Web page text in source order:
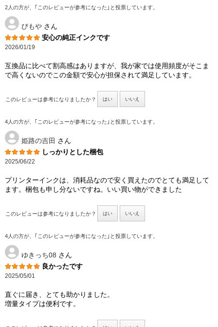
2人の方が、｢このレビューが参考になった｣と投票しています。
びもや さん
安心の純正インクです
2026/01/19
互換品に比べて割高感はありますが、我が家では使用頻度がそこま
で高くないのでこの金額で安心が担保されて満足しています。
このレビューは参考になりましたか？ はい いいえ
4人の方が、｢このレビューが参考になった｣と投票しています。
姫路の吉田 さん
しっかりとした梱包
2025/06/22
プリンターインクは、消耗品なので安く買えたのでとても満足して
ます。梱包も申し分ないですね。いい買い物ができました
このレビューは参考になりましたか？ はい いいえ
4人の方が、｢このレビューが参考になった｣と投票しています。
ゆきっち08 さん
良かったです
2025/05/01
直ぐに届き、とても助かりました。
増量タイプは便利です。